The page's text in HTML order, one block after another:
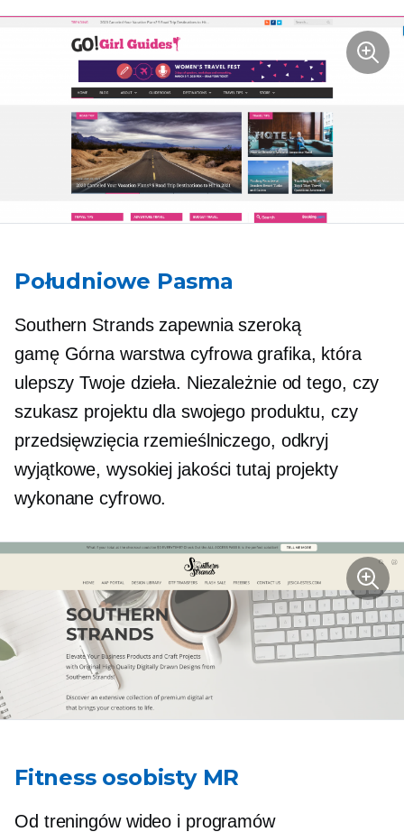
Południowe Pasma
Southern Strands zapewnia szeroką
gamę Górna warstwa cyfrowa grafika, która
ulepszy Twoje dzieła. Niezależnie od tego, czy
szukasz projektu dla swojego produktu, czy
przedsięwzięcia rzemieślniczego, odkryj
wyjątkowe, wysokiej jakości tutaj projekty
wykonane cyfrowo.
Fitness osobisty MR
Od treningów wideo i programów